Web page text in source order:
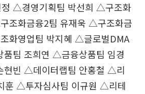
△경영기획팀 박선희 △구조화
조화금융2팀 유재욱 △구조화금
화영업팀 박지혜 △글로벌DMA
팀 조희연 △금융상품팀 임경
현빈 △데이터랩팀 안홍철 △리
훈 △투자심사팀 이규원 △리테